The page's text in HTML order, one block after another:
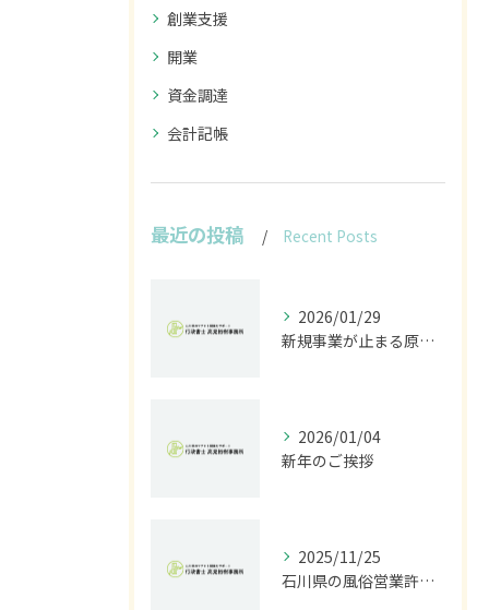
創業支援
開業
資金調達
会計記帳
最近の投稿 Recent Posts
2026/01/29
新規事業が止まる原因は法規制｜開発前に行うべきリスク診断とは
2026/01/04
新年のご挨拶
2025/11/25
石川県の風俗営業許可なら行政書士高見裕樹事務所｜金沢・野々市・白山対応｜警察事前相談から図面作成まで